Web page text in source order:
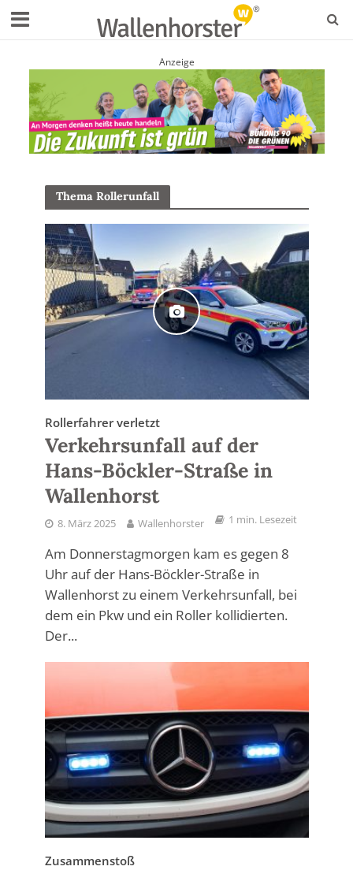
Anzeige
Thema Rollerunfall
Rollerfahrer verletzt
Verkehrsunfall auf der
Hans-Böckler-Straße in
Wallenhorst
8. März 2025 Wallenhorster 1 min. Lesezeit
Am Donnerstagmorgen kam es gegen 8
Uhr auf der Hans-Böckler-Straße in
Wallenhorst zu einem Verkehrsunfall, bei
dem ein Pkw und ein Roller kollidierten.
Der...
Zusammenstoß